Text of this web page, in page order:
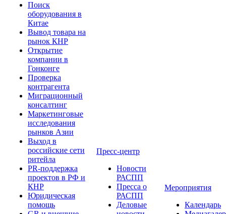
Поиск
оборудования в
Китае
Вывод товара на
рынок КНР
Открытие
компании в
Гонконге
Проверка
контрагента
Миграционный
консалтинг
Маркетинговые
исследования
рынков Азии
Выход в
российские сети
ритейла
PR-поддержка
проектов в РФ и
КНР
Юридическая
помощь
Пресс-центр
Новости
РАСПП
Пресса о
РАСПП
Деловые
Мероприятия
Календарь